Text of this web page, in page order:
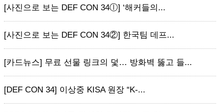
[사진으로 보는 DEF CON 34ⓛ] ‘해커들의...
[사진으로 보는 DEF CON 34②] 한국팀 데프...
[카드뉴스] 무료 선물 링크의 덫… 방화벽 뚫고 들...
[DEF CON 34] 이상중 KISA 원장 “K-...